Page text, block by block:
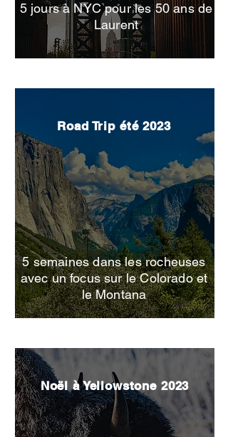
5 jours à NYC pour les 50 ans de
Laurent
5 semaines dans les rocheuses
avec un focus sur le Colorado et
le Montana
Road Trip été 2023
Noël à Yellowstone 2023